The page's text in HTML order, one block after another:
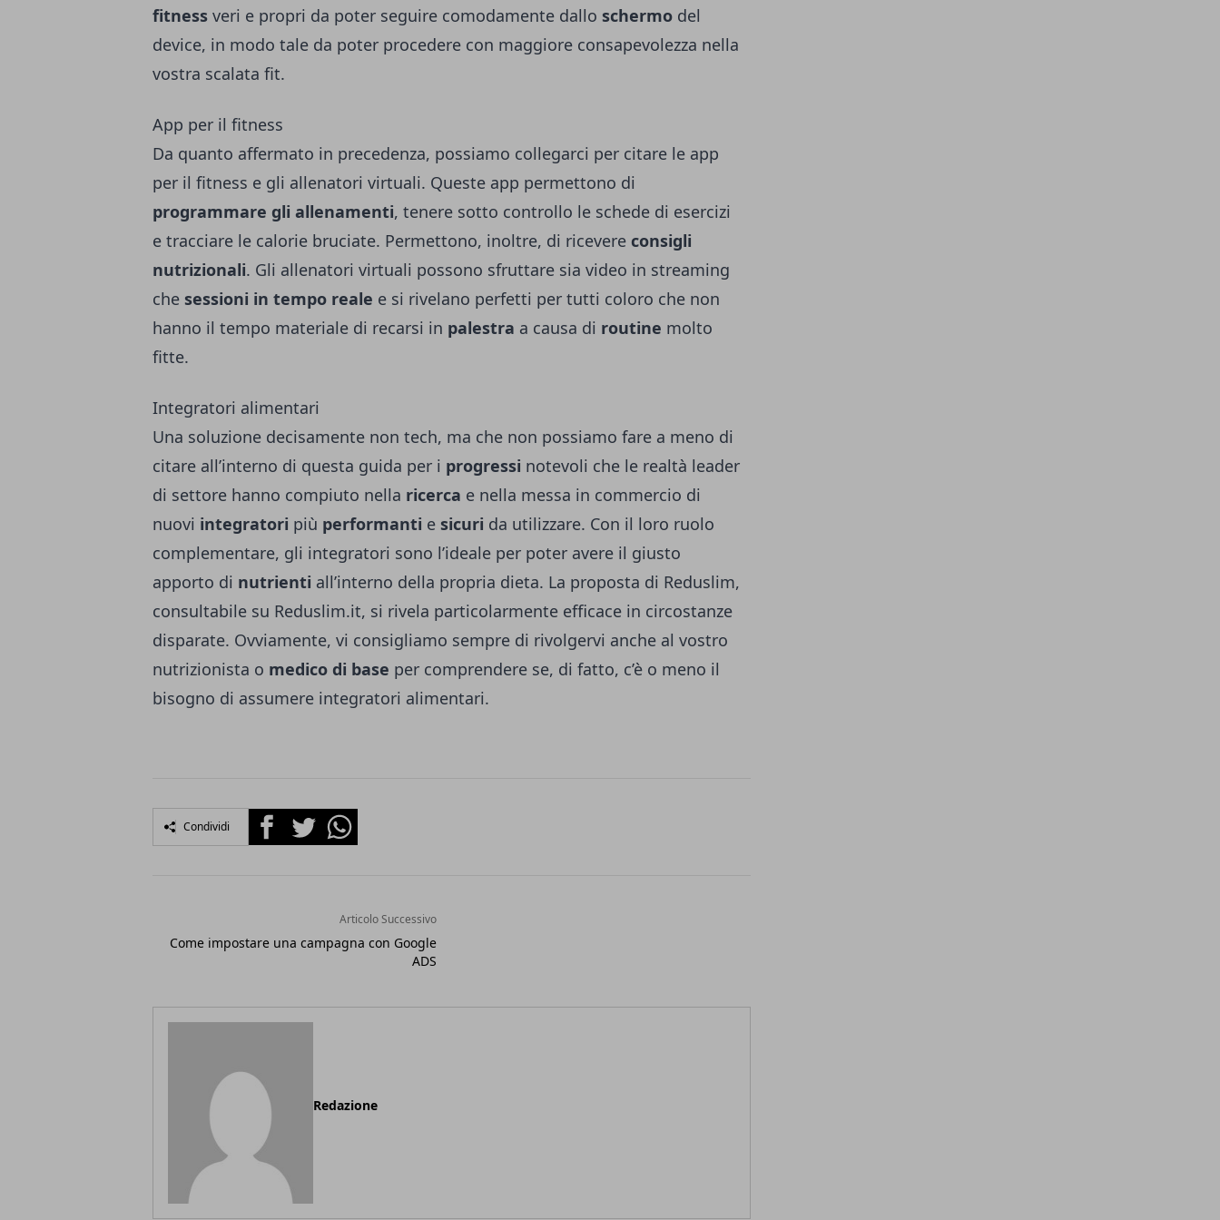
fitness veri e propri da poter seguire comodamente dallo schermo del
device, in modo tale da poter procedere con maggiore consapevolezza nella
vostra scalata fit.
App per il fitness
Da quanto affermato in precedenza, possiamo collegarci per citare le app
per il fitness e gli allenatori virtuali. Queste app permettono di
programmare gli allenamenti, tenere sotto controllo le schede di esercizi
e tracciare le calorie bruciate. Permettono, inoltre, di ricevere consigli
nutrizionali. Gli allenatori virtuali possono sfruttare sia video in streaming
che sessioni in tempo reale e si rivelano perfetti per tutti coloro che non
hanno il tempo materiale di recarsi in palestra a causa di routine molto
fitte.
Integratori alimentari
Una soluzione decisamente non tech, ma che non possiamo fare a meno di
citare all’interno di questa guida per i progressi notevoli che le realtà leader
di settore hanno compiuto nella ricerca e nella messa in commercio di
nuovi integratori più performanti e sicuri da utilizzare. Con il loro ruolo
complementare, gli integratori sono l’ideale per poter avere il giusto
apporto di nutrienti all’interno della propria dieta. La proposta di Reduslim,
consultabile su Reduslim.it, si rivela particolarmente efficace in circostanze
disparate. Ovviamente, vi consigliamo sempre di rivolgervi anche al vostro
nutrizionista o medico di base per comprendere se, di fatto, c’è o meno il
bisogno di assumere integratori alimentari.
Condividi FacebookTwitterWhatsapp
Articolo Successivo
Come impostare una campagna con Google
ADS
Redazione